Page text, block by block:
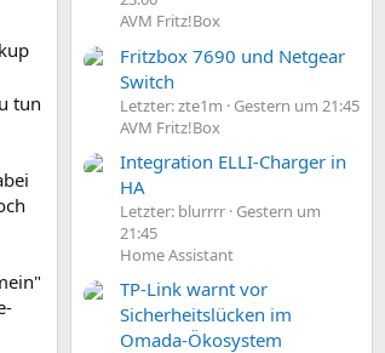
tun
AVM Fritz!Box
Fritzbox 7690 und Netgear
Switch
Letzter: zte1m
Gestern um 21:45
AVM Fritz!Box
Integration ELLI-Charger in
HA
Letzter: blurrrr Gestern um
21:45
Home Assistant
TP-Link warnt vor
Sicherheitslücken im
Omada-Ökosystem